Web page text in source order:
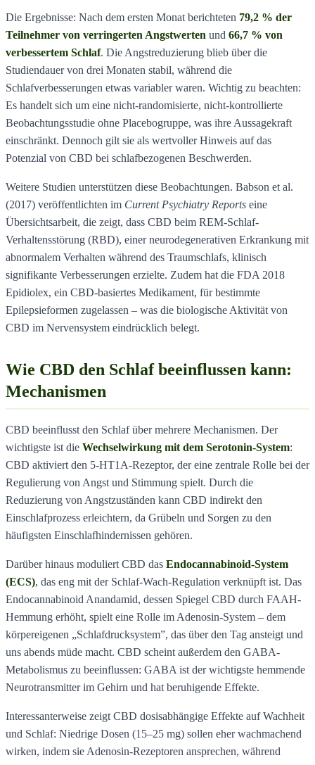
Die Ergebnisse: Nach dem ersten Monat berichteten 79,2 % der
Teilnehmer von verringerten Angstwerten und 66,7 % von
verbessertem Schlaf. Die Angstreduzierung blieb über die
Studiendauer von drei Monaten stabil, während die
Schlafverbesserungen etwas variabler waren. Wichtig zu beachten:
Es handelt sich um eine nicht-randomisierte, nicht-kontrollierte
Beobachtungsstudie ohne Placebogruppe, was ihre Aussagekraft
einschränkt. Dennoch gilt sie als wertvoller Hinweis auf das
Potenzial von CBD bei schlafbezogenen Beschwerden.
Weitere Studien unterstützen diese Beobachtungen. Babson et al.
(2017) veröffentlichten im Current Psychiatry Reports eine
Übersichtsarbeit, die zeigt, dass CBD beim REM-Schlaf-
Verhaltensstörung (RBD), einer neurodegenerativen Erkrankung mit
abnormalem Verhalten während des Traumschlafs, klinisch
signifikante Verbesserungen erzielte. Zudem hat die FDA 2018
Epidiolex, ein CBD-basiertes Medikament, für bestimmte
Epilepsieformen zugelassen – was die biologische Aktivität von
CBD im Nervensystem eindrücklich belegt.
Wie CBD den Schlaf beeinflussen kann:
Mechanismen
CBD beeinflusst den Schlaf über mehrere Mechanismen. Der
wichtigste ist die Wechselwirkung mit dem Serotonin-System:
CBD aktiviert den 5-HT1A-Rezeptor, der eine zentrale Rolle bei der
Regulierung von Angst und Stimmung spielt. Durch die
Reduzierung von Angstzuständen kann CBD indirekt den
Einschlafprozess erleichtern, da Grübeln und Sorgen zu den
häufigsten Einschlafhindernissen gehören.
Darüber hinaus moduliert CBD das Endocannabinoid-System
(ECS), das eng mit der Schlaf-Wach-Regulation verknüpft ist. Das
Endocannabinoid Anandamid, dessen Spiegel CBD durch FAAH-
Hemmung erhöht, spielt eine Rolle im Adenosin-System – dem
körpereigenen „Schlafdrucksystem”, das über den Tag ansteigt und
uns abends müde macht. CBD scheint außerdem den GABA-
Metabolismus zu beeinflussen: GABA ist der wichtigste hemmende
Neurotransmitter im Gehirn und hat beruhigende Effekte.
Interessanterweise zeigt CBD dosisabhängige Effekte auf Wachheit
und Schlaf: Niedrige Dosen (15–25 mg) sollen eher wachmachend
wirken, indem sie Adenosin-Rezeptoren ansprechen, während